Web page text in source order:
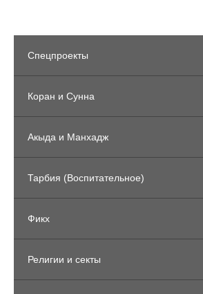
Спецпроекты
Коран и Сунна
Акыда и Манхадж
Тарбия (Воспитательное)
Фикх
Религии и секты